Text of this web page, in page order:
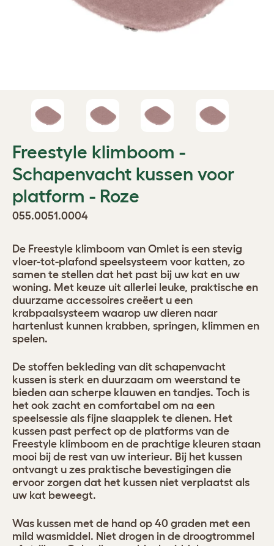
Freestyle klimboom -
Schapenvacht kussen voor
platform - Roze
055.0051.0004
De Freestyle klimboom van Omlet is een stevig
vloer-tot-plafond speelsysteem voor katten, zo
samen te stellen dat het past bij uw kat en uw
woning. Met keuze uit allerlei leuke, praktische en
duurzame accessoires creëert u een
krabpaalsysteem waarop uw dieren naar
hartenlust kunnen krabben, springen, klimmen en
spelen.
De stoffen bekleding van dit schapenvacht
kussen is sterk en duurzaam om weerstand te
bieden aan scherpe klauwen en tandjes. Toch is
het ook zacht en comfortabel om na een
speelsessie als fijne slaapplek te dienen. Het
kussen past perfect op de platforms van de
Freestyle klimboom en de prachtige kleuren staan
mooi bij de rest van uw interieur. Bij het kussen
ontvangt u zes praktische bevestigingen die
ervoor zorgen dat het kussen niet verplaatst als
uw kat beweegt.
Was kussen met de hand op 40 graden met een
mild wasmiddel. Niet drogen in de droogtrommel